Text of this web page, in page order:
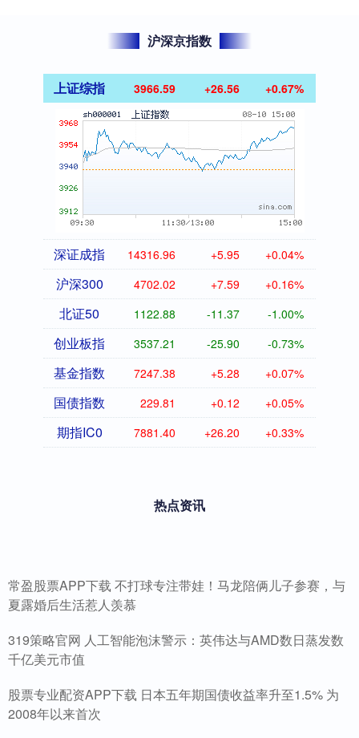
沪深京指数
上证综指 3966.59 +26.56 +0.67%
深证成指 14316.96 +5.95 +0.04%
沪深300 4702.02 +7.59 +0.16%
北证50 1122.88 -11.37 -1.00%
创业板指 3537.21 -25.90 -0.73%
基金指数 7247.38 +5.28 +0.07%
国债指数 229.81 +0.12 +0.05%
期指IC0 7881.40 +26.20 +0.33%
热点资讯
常盈股票APP下载 不打球专注带娃！马龙陪俩儿子参赛，与
夏露婚后生活惹人羡慕
319策略官网 人工智能泡沫警示：英伟达与AMD数日蒸发数
千亿美元市值
股票专业配资APP下载 日本五年期国债收益率升至1.5% 为
2008年以来首次